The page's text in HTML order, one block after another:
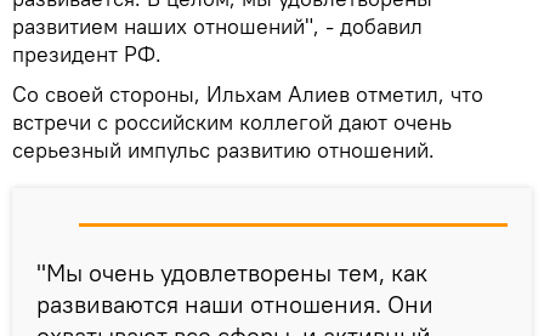
развитием наших отношений", - добавил
президент РФ.
Со своей стороны, Ильхам Алиев отметил, что
встречи с российским коллегой дают очень
серьезный импульс развитию отношений.
"Мы очень удовлетворены тем, как
развиваются наши отношения. Они